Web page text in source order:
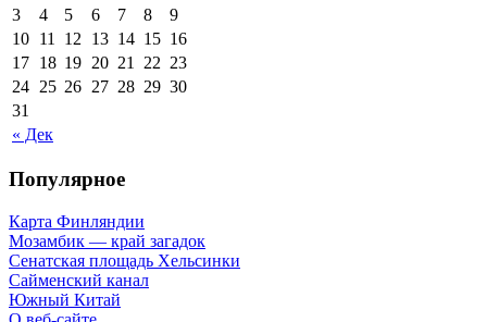
« Дек
3
4 5 6 7 8
9
10 11 12 13 14 15 16
17 18 19 20 21 22 23
24 25 26 27 28 29 30
31
Популярное
Карта Финляндии
Мозамбик — край загадок
Сенатская площадь Хельсинки
Сайменский канал
Южный Китай